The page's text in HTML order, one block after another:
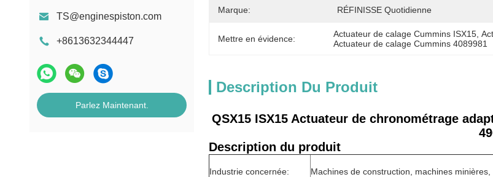
TS@enginespiston.com
+8613632344447
Parlez Maintenant.
Marque: RÉFINISSE Quotidienne
Mettre en évidence: Actuateur de calage Cummins ISX15 ,
Actuateur de calage Cummins 4089981
Description Du Produit
QSX15 ISX15 Actuateur de chronométrage
Description du produit
Industrie concernée: Machines de construction, machines minières,